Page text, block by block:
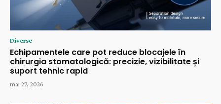
Diverse
Echipamentele care pot reduce blocajele în
chirurgia stomatologică: precizie, vizibilitate și
suport tehnic rapid
mai 27, 2026